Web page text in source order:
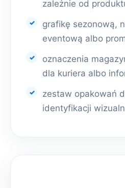
zależnie od
grafikę sezonową,
eventową albo
oznaczenia
dla kuriera albo
zestaw opakowań
identyfikacji